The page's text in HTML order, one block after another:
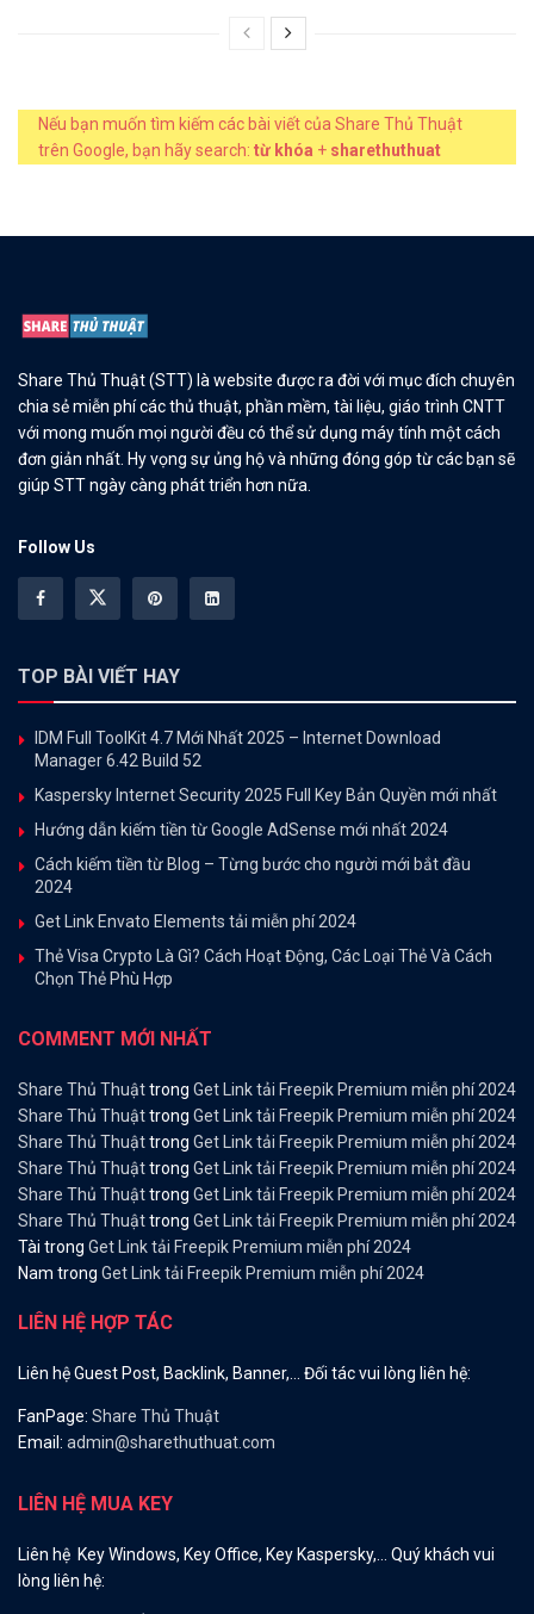
Nếu bạn muốn tìm kiếm các bài viết của Share Thủ Thuật
trên Google, bạn hãy search: từ khóa + sharethuthuat
Share Thủ Thuật (STT) là website được ra đời với mục đích chuyên
chia sẻ miễn phí các thủ thuật, phần mềm, tài liệu, giáo trình CNTT
với mong muốn mọi người đều có thể sử dụng máy tính một cách
đơn giản nhất. Hy vọng sự ủng hộ và những đóng góp từ các bạn sẽ
giúp STT ngày càng phát triển hơn nữa.
Follow Us
TOP BÀI VIẾT HAY
IDM Full ToolKit 4.7 Mới Nhất 2025 – Internet Download
Manager 6.42 Build 52
Kaspersky Internet Security 2025 Full Key Bản Quyền mới nhất
Hướng dẫn kiếm tiền từ Google AdSense mới nhất 2024
Cách kiếm tiền từ Blog – Từng bước cho người mới bắt đầu
2024
Get Link Envato Elements tải miễn phí 2024
Thẻ Visa Crypto Là Gì? Cách Hoạt Động, Các Loại Thẻ Và Cách
Chọn Thẻ Phù Hợp
COMMENT MỚI NHẤT
Share Thủ Thuậttrong Get Link tải Freepik Premium miễn phí 2024
Share Thủ Thuậttrong Get Link tải Freepik Premium miễn phí 2024
Share Thủ Thuậttrong Get Link tải Freepik Premium miễn phí 2024
Share Thủ Thuậttrong Get Link tải Freepik Premium miễn phí 2024
Share Thủ Thuậttrong Get Link tải Freepik Premium miễn phí 2024
Share Thủ Thuậttrong Get Link tải Freepik Premium miễn phí 2024
Tài trong Get Link tải Freepik Premium miễn phí 2024
Nam trong Get Link tải Freepik Premium miễn phí 2024
LIÊN HỆ HỢP TÁC
Liên hệ Guest Post, Backlink, Banner,… Đối tác vui lòng liên hệ:
FanPage: Share Thủ Thuật
Email: admin@sharethuthuat.com
LIÊN HỆ MUA KEY
Liên hệ Key Windows, Key Office, Key Kaspersky,… Quý khách vui
lòng liên hệ: